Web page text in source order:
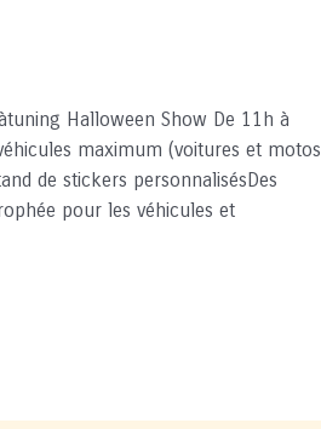
Halloween Show De 11h à
maximum (voitures et motos
de stickers personnalisésDes
pour les véhicules et